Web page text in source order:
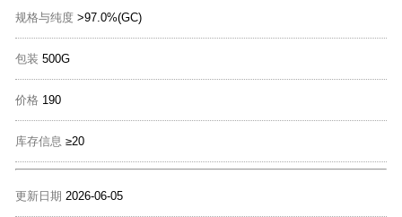
规格与纯度 >97.0%(GC)
包装 500G
价格 190
库存信息 ≥20
更新日期 2026-06-05